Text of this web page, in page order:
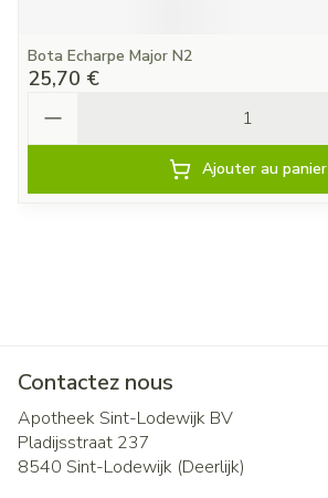
Bota Echarpe Major N2
25,70 €
Ajouter au panier
Contactez nous
Apotheek Sint-Lodewijk BV
Pladijsstraat 237
8540 Sint-Lodewijk (Deerlijk)